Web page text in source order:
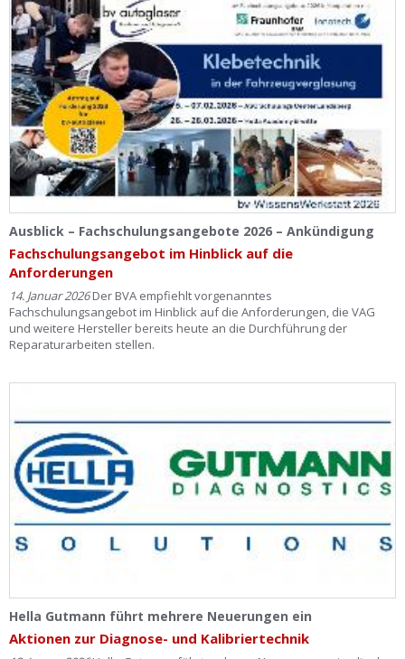
Ausblick – Fachschulungsangebote 2026 – Ankündigung
Fachschulungsangebot im Hinblick auf die
Anforderungen
14. Januar 2026Der BVA empfiehlt vorgenanntes
Fachschulungsangebot im Hinblick auf die Anforderungen, die VAG
und weitere Hersteller bereits heute an die Durchführung der
Reparaturarbeiten stellen.
Hella Gutmann führt mehrere Neuerungen ein
Aktionen zur Diagnose- und Kalibriertechnik